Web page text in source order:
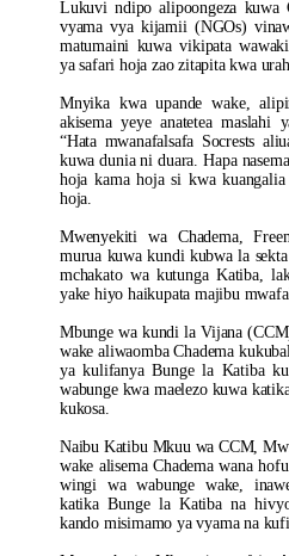
Lukuvi ndipo alipoongeza kuwa
vyama vya kijamii (NGOs)
matumaini kuwa vikipata
ya safari hoja zao zitapita kwa
Mnyika kwa upande wake,
akisema yeye anatetea
“Hata mwanafalsafa Socrests
kuwa dunia ni duara. Hapa
hoja kama hoja si kwa kuangalia
hoja.
Mwenyekiti wa Chadema,
murua kuwa kundi kubwa la
mchakato wa kutunga Katiba,
yake hiyo haikupata majibu
Mbunge wa kundi la Vijana
wake aliwaomba Chadema
ya kulifanya Bunge la Katiba
wabunge kwa maelezo kuwa
kukosa.
Naibu Katibu Mkuu wa CCM,
wake alisema Chadema wana
wingi wa wabunge wake,
katika Bunge la Katiba na
kando misimamo ya vyama na